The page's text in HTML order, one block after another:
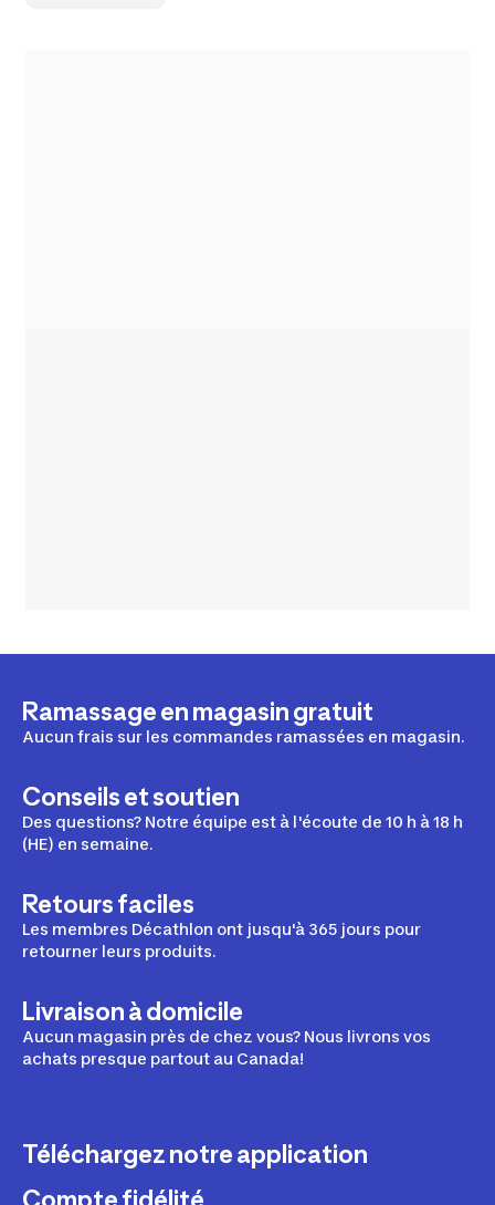
Ramassage en magasin gratuit
Aucun frais sur les commandes ramassées en magasin.
Conseils et soutien
Des questions? Notre équipe est à l'écoute de 10 h à 18 h
(HE) en semaine.
Retours faciles
Les membres Décathlon ont jusqu'à 365 jours pour
retourner leurs produits.
Livraison à domicile
Aucun magasin près de chez vous? Nous livrons vos
achats presque partout au Canada!
Téléchargez notre application